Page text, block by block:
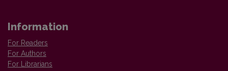
Information
For Readers
For Authors
For Librarians